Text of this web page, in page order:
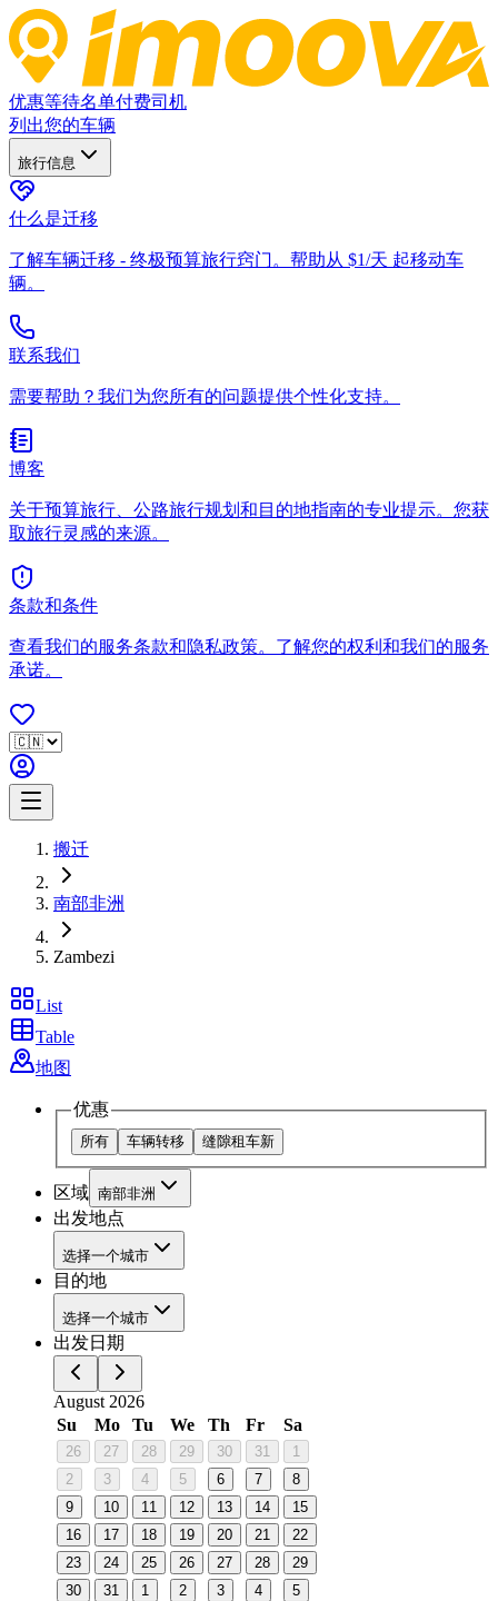
优惠等待名单付费司机
列出您的车辆
旅行信息
什么是迁移
了解车辆迁移 - 终极预算旅行窍门。帮助从 $1/天 起移动车
辆。
联系我们
需要帮助？我们为您所有的问题提供个性化支持。
博客
关于预算旅行、公路旅行规划和目的地指南的专业提示。您获
取旅行灵感的来源。
条款和条件
查看我们的服务条款和隐私政策。了解您的权利和我们的服务
承诺。
搬迁
南部非洲
Zambezi
List
Table
地图
优惠
所有 车辆转移 缝隙租车新
区域 南部非洲
出发地点
选择一个城市
目的地
选择一个城市
出发日期
August 2026
Su
Mo Tu We Th Fr Sa
26 27 28 29 30 31
1
2
3 4 5 6 7
8
9
10 11 12 13 14
15
16
17 18 19 20 21
22
23
24 25 26 27 28
29
30
31 1 2 3 4 5